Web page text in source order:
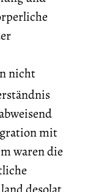
nicht
mit
waren die